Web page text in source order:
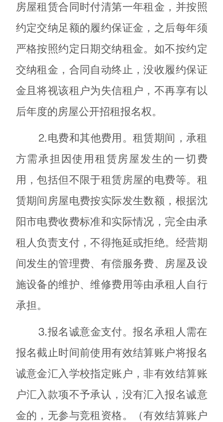
房屋租赁合同时付清第一年租金，并按照
约定交纳足额的履约保证金，之后每年须
严格按照约定日期交纳租金。如不按约定
交纳租金，合同自动终止，没收履约保证
金且将视该租户为失信租户，不再享有以
后年度的房屋公开招租报名权。
⒉电费和其他费用。租赁期间，承租
方需承担因使用租赁房屋发生的一切费
用，包括但不限于租赁房屋的电费等。租
赁期间房屋电费按实际发生数额，根据沈
阳市电费收费标准和实际情况，完全由承
租人负责支付，不得拖延或拒绝。经营期
间发生的管理费、有偿服务费、房屋及设
施设备的维护、维修费用等由承租人自行
承担。
⒊报名诚意金支付。报名承租人需在
报名截止时间前使用有效结算账户将报名
诚意金汇入学校指定账户，非有效结算账
户汇入款项不予承认，没有汇入报名诚意
金的，无参与竞租资格。（有效结算账户